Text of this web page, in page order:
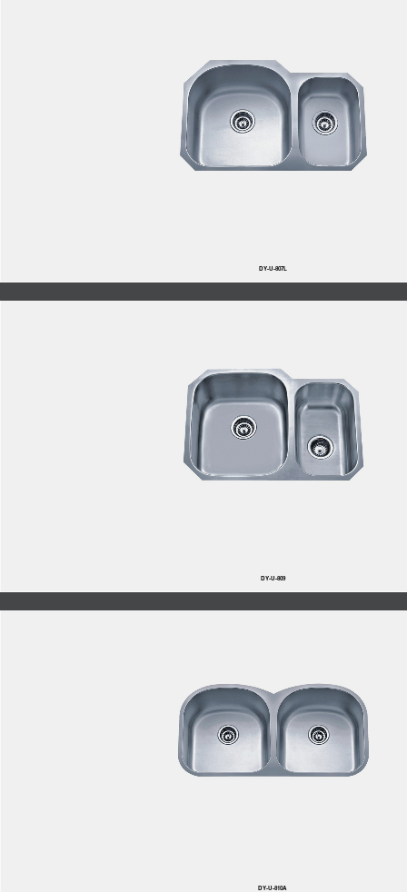
DY-U-807L
DY-U-809
DY-U-810A